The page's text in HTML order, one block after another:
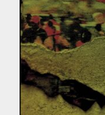
matière de
l’appareil de
de diffuser.
national et
sclérosée,
victoire